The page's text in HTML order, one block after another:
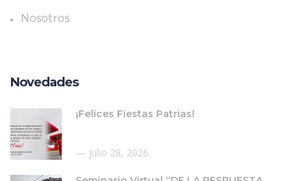
Nosotros
Novedades
¡Felíces Fiestas Patrias!
julio 28, 2026